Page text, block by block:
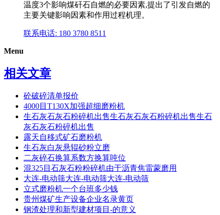
温度3个影响煤矸石自燃的必要因素,提出了引发自燃的
主要关键影响因素和作用过程机理。
联系电话: 180 3780 8511
Menu
相关文章
砼破碎清单报价
4000目T130X加强超细磨粉机
生石灰石灰石粉碎机出售生石灰石灰石粉碎机出售生石
灰石灰石粉碎机出售
露天自移式矿石磨粉机
生石灰白灰悬辊砂粉立磨
二灰碎石换算系数方换算吨位
混325目石灰石粉粉碎机由于沥青焦雷蒙磨用
大连-电动筛大连-电动筛大连-电动筛
立式磨粉机一个台班多少钱
贵州煤矿生产设备企业名录黄页
钢渣处理和新型建材项目-的意义